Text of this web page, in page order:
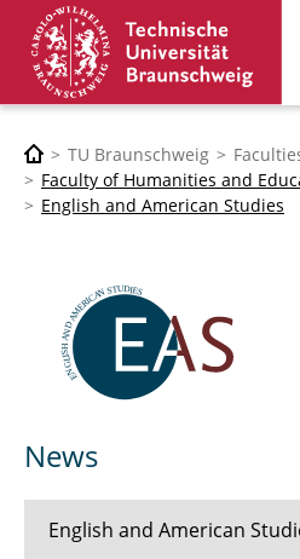
TU Braunschweig
Faculty of Humanities and
English and American Studies
News
English and American